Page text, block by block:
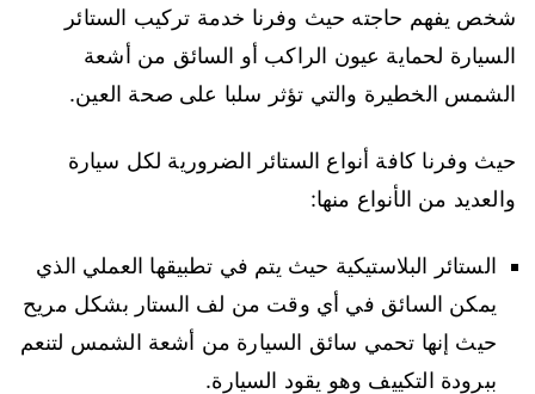
شخص يفهم حاجته حيث وفرنا خدمة تركيب الستائر
السيارة لحماية عيون الراكب أو السائق من أشعة
الشمس الخطيرة والتي تؤثر سلبا على صحة العين.
حيث وفرنا كافة أنواع الستائر الضرورية لكل سيارة
والعديد من الأنواع منها:
الستائر البلاستيكية حيث يتم في تطبيقها العملي الذي
يمكن السائق في أي وقت من لف الستار بشكل مريح
حيث إنها تحمي سائق السيارة من أشعة الشمس لتنعم
ببرودة التكييف وهو يقود السيارة.